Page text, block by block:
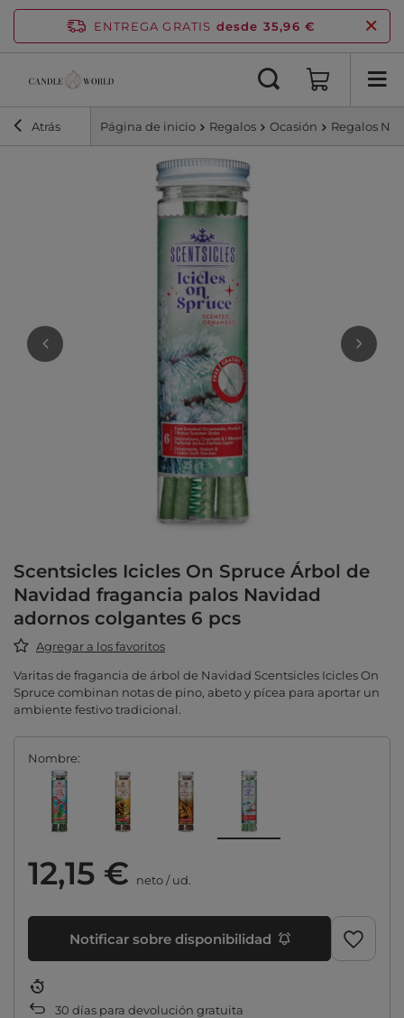
ENTREGA GRATIS desde 35,96 €
Atrás Página de inicio Regalos Ocasión Regalos
Scentsicles Icicles On Spruce Árbol de
Navidad fragancia palos Navidad
adornos colgantes 6 pcs
Agregar a los favoritos
Varitas de fragancia de árbol de Navidad Scentsicles Icicles On
Spruce combinan notas de pino, abeto y pícea para aportar un
ambiente festivo tradicional.
Nombre
12,15 € neto/ud.
Notificar sobre disponibilidad
30 días para devolución gratuita